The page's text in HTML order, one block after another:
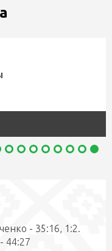
- 35:16, 1:2.
44:27